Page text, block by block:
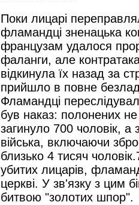
Поки лицарі
фламандці зненацька
французам удалося
фаланги, але
відкинула їх назад за
прийшло в повне
Фламандці
був наказ: полонених
загинуло 700 чоловік, а
війська, включаючи
близько 4 тисяч
убитих лицарів,
церкві. У зв'язку з цим
битвою "золотих шпор".